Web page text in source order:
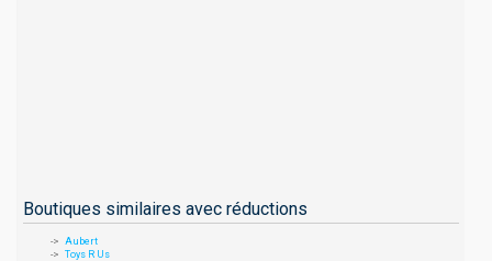
Boutiques similaires avec réductions
Aubert
Toys R Us